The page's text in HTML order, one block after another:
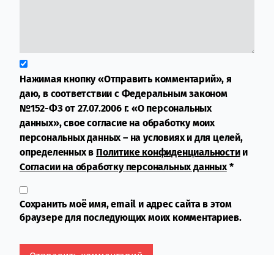
Нажимая кнопку «Отправить комментарий», я
даю, в соответствии с Федеральным законом
№152-ФЗ от 27.07.2006 г. «О персональных
данных», свое согласие на обработку моих
персональных данных – на условиях и для целей,
определенных в Политике конфиденциальностии
Согласии на обработку персональных данных*
Сохранить моё имя, email и адрес сайта в этом
браузере для последующих моих комментариев.